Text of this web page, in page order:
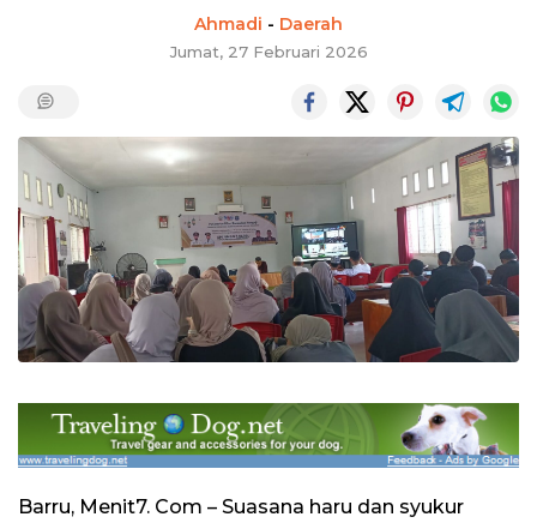
Ahmadi - Daerah
Jumat, 27 Februari 2026
Barru, Menit7. Com – Suasana haru dan syukur